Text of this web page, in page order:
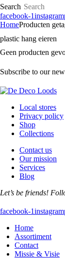
Search
facebook-1instagram
HomeProducten
plastic hang eieren
Geen producten
Subscribe to our
Local stores
Privacy policy
Shop
Collections
Contact us
Our mission
Services
Blog
Let’s be friends!
facebook-1instagram
Home
Assortiment
Contact
Missie & Visie